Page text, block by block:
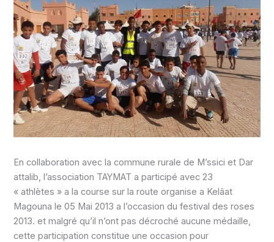
En collaboration avec la commune rurale de M’ssici et Dar
attalib, l’association TAYMAT a participé avec 23
« athlètes » a la course sur la route organise a Kelâat
Magouna le 05 Mai 2013 a l’occasion du festival des roses
2013. et malgré qu’il n’ont pas décroché aucune médaille,
cette participation constitue une occasion pour